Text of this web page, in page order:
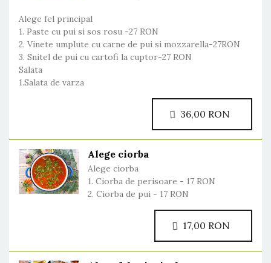
Alege fel principal
1. Paste cu pui si sos rosu -27 RON
2. Vinete umplute cu carne de pui si mozzarella-27RON
3. Snitel de pui cu cartofi la cuptor-27 RON
Salata
1.Salata de varza
Alege ciorba
Alege ciorba
1. Ciorba de perisoare - 17 RON
2. Ciorba de pui - 17 RON